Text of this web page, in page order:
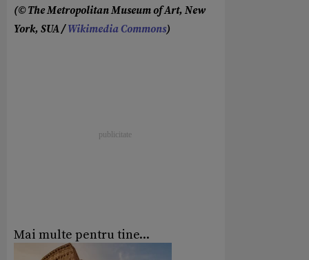
(© The Metropolitan Museum of Art, New
York, SUA /Wikimedia Commons)
Mai multe pentru tine...